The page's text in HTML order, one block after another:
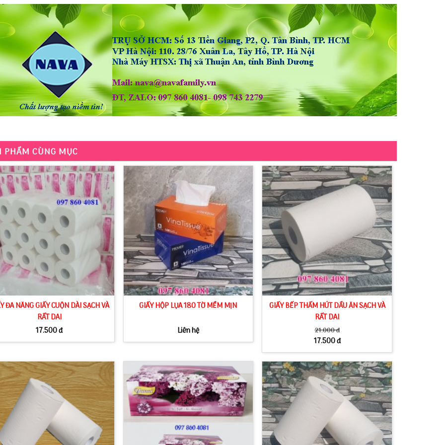
PHẨM CÙNG MỤC
ĐA NĂNG GIẤY CUỘN DÀI SẠCH VÀ
RẤT DAI
17.500 đ
GIẤY HỘP LỤA 180 TỜ MỀM MỊN
Liên hệ
GIẤY BẾP THẤM HÚT DẦU ĂN SẠCH VÀ
RẤT DAI
21.000 đ
17.500 đ